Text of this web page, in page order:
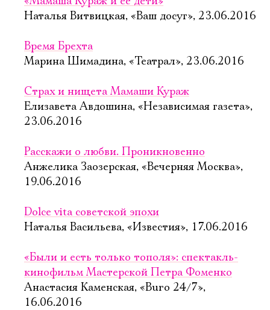
Наталья Витвицкая, «Ваш досуг», 23.06.2016
Время Брехта
Марина Шимадина, «Театрал», 23.06.2016
Страх и нищета Мамаши Кураж
Елизавета Авдошина, «Независимая газета»,
23.06.2016
Расскажи о любви. Проникновенно
Анжелика Заозерская, «Вечерняя Москва»,
19.06.2016
Dolce vita советской эпохи
Наталья Васильева, «Известия», 17.06.2016
«Были и есть только тополя»: спектакль-
кинофильм Мастерской Петра Фоменко
Анастасия Каменская, «Buro 24/7»,
16.06.2016